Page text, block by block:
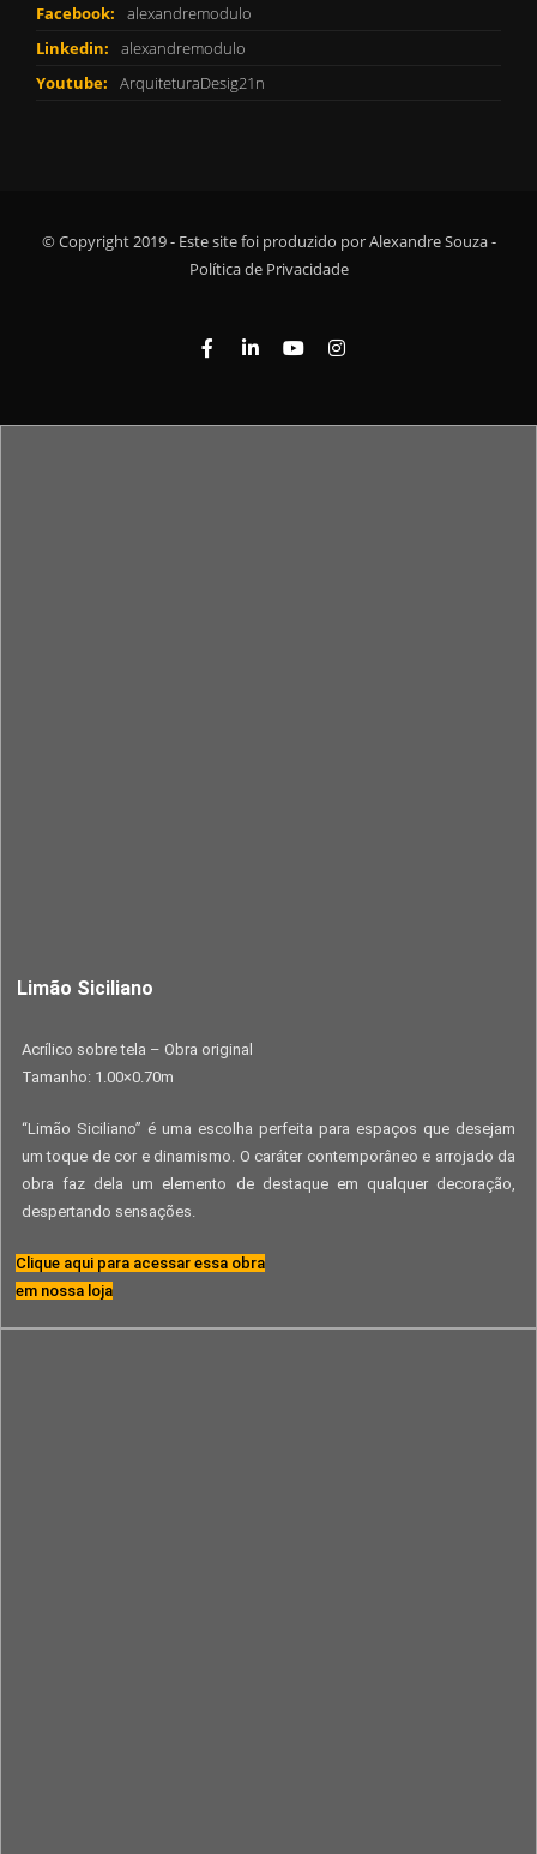
Facebook:
alexandremodulo
Linkedin:
alexandremodulo
Youtube:
ArquiteturaDesig21n
© Copyright 2019 - Este site foi produzido por Alexandre Souza -
Política de Privacidade
Limão Siciliano
Acrílico sobre tela – Obra original
Tamanho: 1.00×0.70m
“Limão Siciliano” é uma escolha perfeita para espaços que desejam
um toque de cor e dinamismo. O caráter contemporâneo e arrojado da
obra faz dela um elemento de destaque em qualquer decoração,
despertando sensações.
Clique aqui para acessar essa obra
em nossa loja